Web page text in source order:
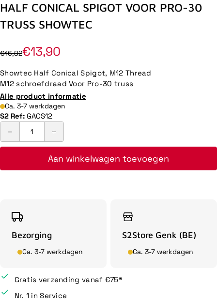
HALF CONICAL SPIGOT VOOR PRO-30
TRUSS SHOWTEC
€16,82€13,90
Showtec Half Conical Spigot, M12 Thread
M12 schroefdraad Voor Pro-30 truss
Alle product informatie
Ca. 3-7 werkdagen
S2 Ref: GACS12
Aan winkelwagen toevoegen
Bezorging
Ca. 3-7 werkdagen
S2Store Genk (BE)
Ca. 3-7 werkdagen
Gratis verzending vanaf €75*
Nr. 1 in Service